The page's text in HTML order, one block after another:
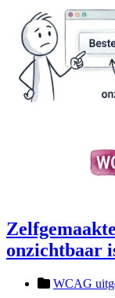
onzichtbaar
WCAG